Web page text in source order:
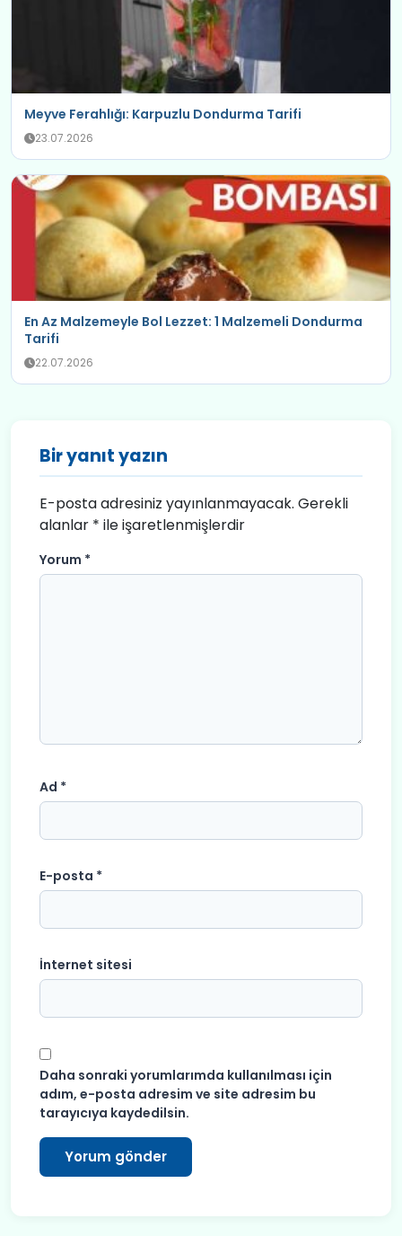
Meyve Ferahlığı: Karpuzlu Dondurma Tarifi
23.07.2026
En Az Malzemeyle Bol Lezzet: 1 Malzemeli Dondurma
Tarifi
22.07.2026
Bir yanıt yazın
E-posta adresiniz yayınlanmayacak. Gerekli
alanlar * ile işaretlenmişlerdir
Yorum *
Ad *
E-posta *
İnternet sitesi
Daha sonraki yorumlarımda kullanılması için
adım, e-posta adresim ve site adresim bu
tarayıcıya kaydedilsin.